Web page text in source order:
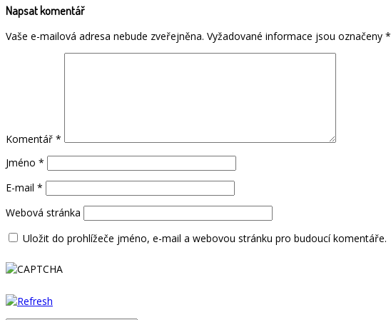
Napsat komentář
Vaše e-mailová adresa nebude zveřejněna. Vyžadované informace jsou označeny *
Komentář *
Jméno *
E-mail *
Webová stránka
Uložit do prohlížeče jméno, e-mail a webovou stránku pro budoucí komentáře.